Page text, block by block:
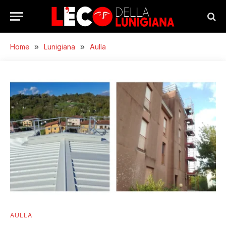
Home » Lunigiana » Aulla
AULLA